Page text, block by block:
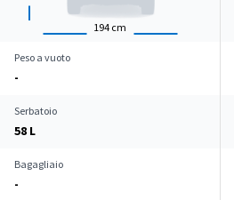
194 cm
Peso a vuoto
-
Serbatoio
58 L
Bagagliaio
-